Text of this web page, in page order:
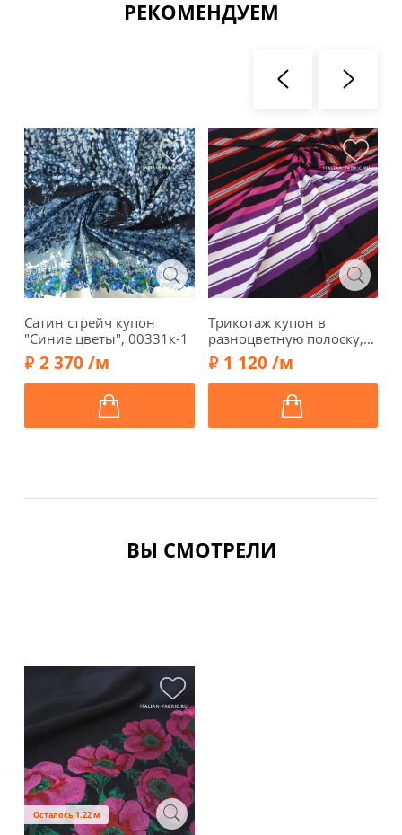
РЕКОМЕНДУЕМ
Сатин стрейч купон
"Синие цветы", 00331к-1
2 370 /м
Трикотаж купон в
разноцветную полоску,
фон черный, 02015к
1 120 /м
ВЫ СМОТРЕЛИ
Осталось 1.22 м